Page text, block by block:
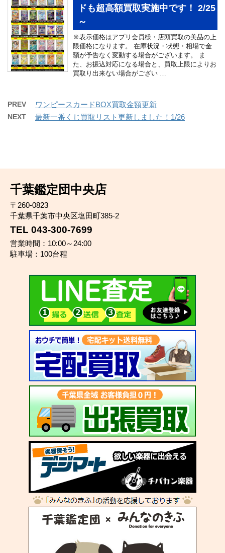
ドも超高額買取実施中です！ 2/25
～
※表示価格はアプリ会員様・店頭買取の美品の上
限価格になります。 在庫状況・状態・相場で金
額が予告なく変動する場合がございます。 ま
た、お振込対応になる場合と、買取上限によりお
買取り出来ない場合がござい …
PREV ワンピースカードBOX買取金額更新
NEXT 最新一番くじ買取リスト更新しました！1/26
千葉鑑定団中央店
〒260-0823
千葉県千葉市中央区塩田町385-2
TEL 043-300-7699
営業時間：10:00～24:00
駐車場：100台程